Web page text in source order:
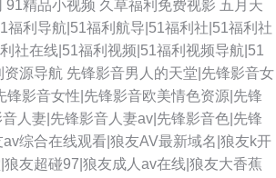
91精品小视频 久草福利免费视影 五月天
福利导航|51福利航导|51福利社|51福利社
社在线|51福利视频|51福利视频导航|51
资源导航 先锋影音男人的天堂|先锋影音女
锋影音女性|先锋影音欧美情色资源|先锋
人妻|先锋影音人妻av|先锋影音色|先锋
av综合在线观看|狼友AV最新域名|狼友k开
友超碰97|狼友成人av在线|狼友大香蕉